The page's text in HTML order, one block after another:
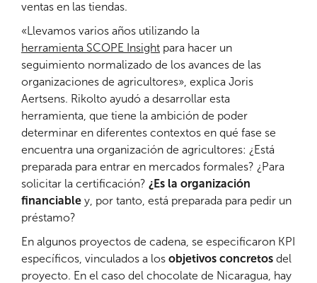
ventas en las tiendas.
«Llevamos varios años utilizando la
herramienta SCOPE Insight para hacer un
seguimiento normalizado de los avances de las
organizaciones de agricultores», explica Joris
Aertsens. Rikolto ayudó a desarrollar esta
herramienta, que tiene la ambición de poder
determinar en diferentes contextos en qué fase se
encuentra una organización de agricultores: ¿Está
preparada para entrar en mercados formales? ¿Para
solicitar la certificación? ¿Es la organización
financiable y, por tanto, está preparada para pedir un
préstamo?
En algunos proyectos de cadena, se especificaron KPI
específicos, vinculados a los objetivos concretos del
proyecto. En el caso del chocolate de Nicaragua, hay